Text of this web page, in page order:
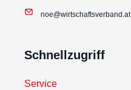
noe@wirtschaftsverband.at
Schnellzugriff
Service